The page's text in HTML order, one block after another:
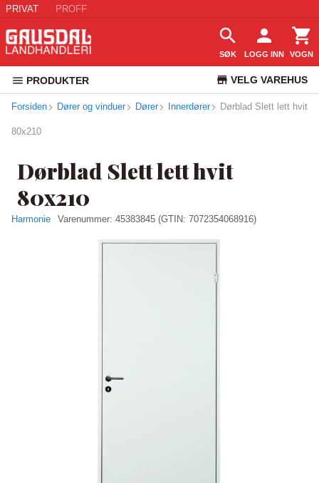
PRIVAT PROFF
SØK LOGG INN VOGN
PRODUKTER VELG VAREHUS
KUNDESERVICE
Forsiden Dører og vinduer Dører Innerdører Dørblad Slett lett hvit
80x210
Dørblad Slett lett hvit
80x210
Harmonie Varenummer: 45383845 (GTIN: 7072354068916)